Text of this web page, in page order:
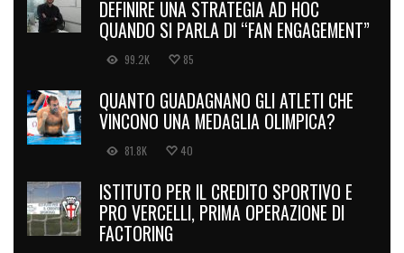
DEFINIRE UNA STRATEGIA AD HOC
QUANDO SI PARLA DI “FAN ENGAGEMENT”
99.2K 85
QUANTO GUADAGNANO GLI ATLETI CHE
VINCONO UNA MEDAGLIA OLIMPICA?
81.8K 40
ISTITUTO PER IL CREDITO SPORTIVO E
PRO VERCELLI, PRIMA OPERAZIONE DI
FACTORING